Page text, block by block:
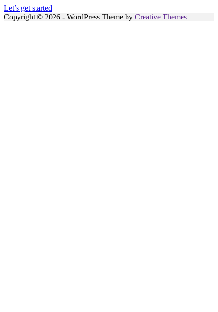
Let’s get started
Copyright © 2026 - WordPress Theme by Creative Themes